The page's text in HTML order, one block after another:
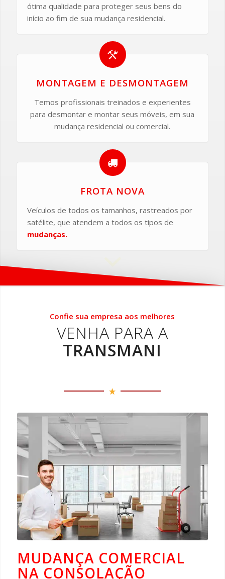
ótima qualidade para proteger seus bens do
início ao fim de sua mudança residencial.
MONTAGEM E DESMONTAGEM
Temos profissionais treinados e experientes
para desmontar e montar seus móveis, em sua
mudança residencial ou comercial.
FROTA NOVA
Veículos de todos os tamanhos, rastreados por
satélite, que atendem a todos os tipos de
mudanças.
Confie sua empresa aos melhores
VENHA PARA A
TRANSMANI
MUDANÇA COMERCIAL
NA CONSOLAÇÃO